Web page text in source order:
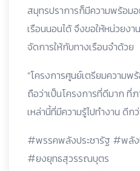
สมุทรปราการก็มีความพร้อมอ
เรือนนอนได้ จึงขอให้หน่วยง
จัดการให้กับทางเรือนจำด้วย
“โครงการศูนย์เตรียมความ
ถือว่าเป็นโครงการที่ดีมาก ที่
เหล่านี้ที่มีความรู้ไปทำงาน ดีก
#พรรคพลังประชารัฐ #พลั
#ยงยุทธสุวรรณบุตร